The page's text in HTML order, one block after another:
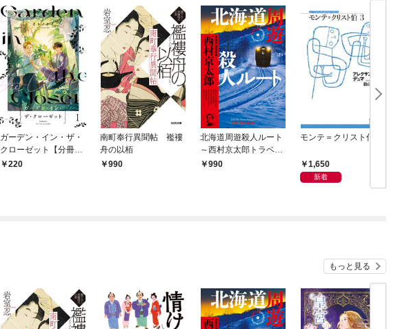
ガーデン・イン・ザ・
クローゼット【分冊
版】1
220
南町奉行異聞帖 襤褸
舟の以栢
990
北海道周遊殺人ルート
～西村京太郎トラベル
ミステリー・セレクシ
990
モンテ＝クリスト伯3
1,650
新着
もっと見る